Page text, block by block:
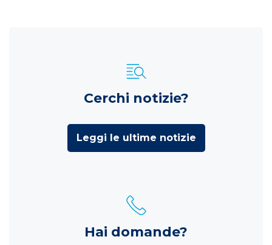
Cerchi notizie?
Leggi le ultime notizie
Hai domande?